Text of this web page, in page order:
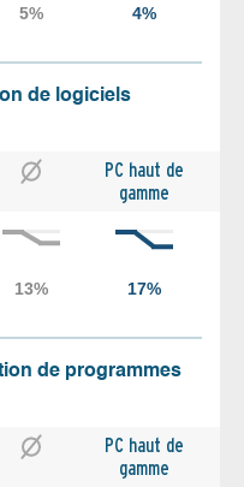
de logiciels
PC haut de
gamme
de programmes
PC haut de
gamme